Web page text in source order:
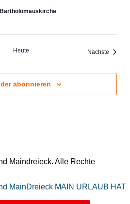
Heute Nächste
abonnieren
Maindreieck. Alle Rechte